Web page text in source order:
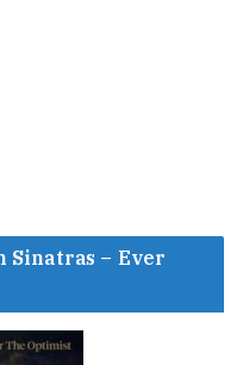
Sinatras – Ever